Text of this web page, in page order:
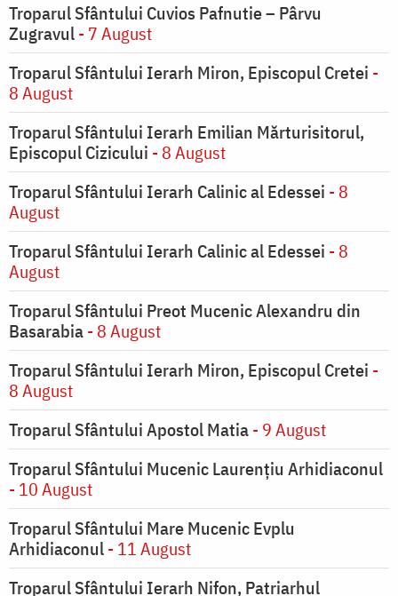
Troparul Sfântului Cuvios Pafnutie – Pârvu
Zugravul- 7 August
Troparul Sfântului Ierarh Miron, Episcopul Cretei -
8 August
Troparul Sfântului Ierarh Emilian Mărturisitorul,
Episcopul Cizicului - 8 August
Troparul Sfântului Ierarh Calinic al Edessei - 8
August
Troparul Sfântului Ierarh Calinic al Edessei - 8
August
Troparul Sfântului Preot Mucenic Alexandru din
Basarabia- 8 August
Troparul Sfântului Ierarh Miron, Episcopul Cretei -
8 August
Troparul Sfântului Apostol Matia- 9 August
Troparul Sfântului Mucenic Laurențiu Arhidiaconul
- 10 August
Troparul Sfântului Mare Mucenic Evplu
Arhidiaconul- 11 August
Troparul Sfântului Ierarh Nifon, Patriarhul